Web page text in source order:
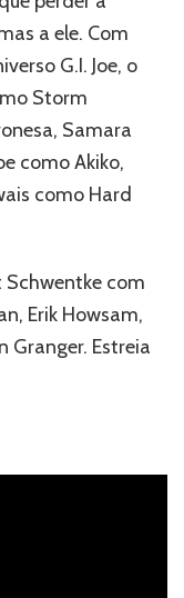
a ele. Com
G.I. Joe, o
Storm
Samara
como Akiko,
como Hard
com
Erik Howsam,
Granger. Estreia